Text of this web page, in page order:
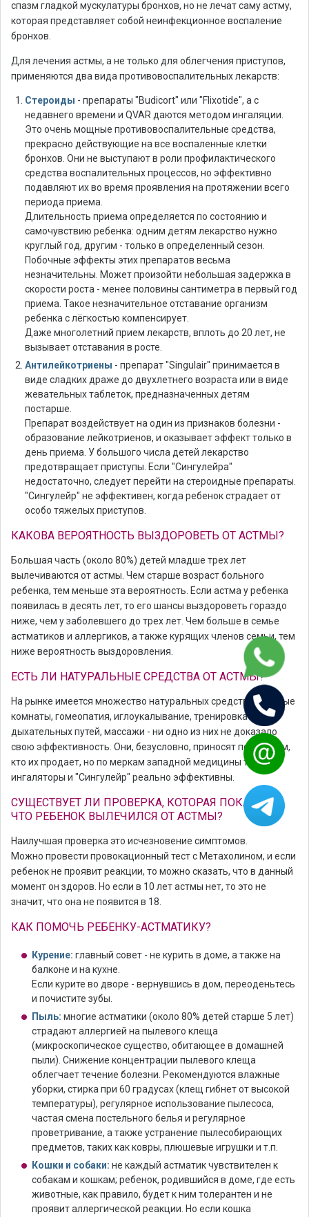
спазм гладкой мускулатуры бронхов, но не лечат саму астму,
которая представляет собой неинфекционное воспаление
бронхов.
Для лечения астмы, а не только для облегчения приступов,
применяются два вида противовоспалительных лекарств:
Стероиды - препараты "Budicort" или "Flixotide", а с
недавнего времени и QVAR даются методом ингаляции.
Это очень мощные противовоспалительные средства,
прекрасно действующие на все воспаленные клетки
бронхов. Они не выступают в роли профилактического
средства воспалительных процессов, но эффективно
подавляют их во время проявления на протяжении всего
периода приема.
Длительность приема определяется по состоянию и
самочувствию ребенка: одним детям лекарство нужно
круглый год, другим - только в определенный сезон.
Побочные эффекты этих препаратов весьма
незначительны. Может произойти небольшая задержка в
скорости роста - менее половины сантиметра в первый год
приема. Такое незначительное отставание организм
ребенка с лёгкостью компенсирует.
Даже многолетний прием лекарств, вплоть до 20 лет, не
вызывает отставания в росте.
Антилейкотриены - препарат "Singulair" принимается в
виде сладких драже до двухлетнего возраста или в виде
жевательных таблеток, предназначенных детям
постарше.
Препарат воздействует на один из признаков болезни -
образование лейкотриенов, и оказывает эффект только в
день приема. У большого числа детей лекарство
предотвращает приступы. Если "Сингулейра"
недостаточно, следует перейти на стероидные препараты.
"Сингулейр" не эффективен, когда ребенок страдает от
особо тяжелых приступов.
КАКОВА ВЕРОЯТНОСТЬ ВЫЗДОРОВЕТЬ ОТ АСТМЫ?
Большая часть (около 80%) детей младше трех лет
вылечиваются от астмы. Чем старше возраст больного
ребенка, тем меньше эта вероятность. Если астма у ребенка
появилась в десять лет, то его шансы выздороветь гораздо
ниже, чем у заболевшего до трех лет. Чем больше в семье
астматиков и аллергиков, а также курящих членов семьи, тем
ниже вероятность выздоровления.
ЕСТЬ ЛИ НАТУРАЛЬНЫЕ СРЕДСТВА ОТ АСТМЫ?
На рынке имеется множество натуральных средств - соляные
комнаты, гомеопатия, иглоукалывание, тренировка
дыхательных путей, массажи - ни одно из них не доказало
свою эффективность. Они, безусловно, приносят пользу тем,
кто их продает, но по меркам западной медицины только
ингаляторы и "Сингулейр" реально эффективны.
СУЩЕСТВУЕТ ЛИ ПРОВЕРКА, КОТОРАЯ ПОКАЖЕТ,
ЧТО РЕБЕНОК ВЫЛЕЧИЛСЯ ОТ АСТМЫ?
Наилучшая проверка это исчезновение симптомов.
Можно провести провокационный тест с Метахолином, и если
ребенок не проявит реакции, то можно сказать, что в данный
момент он здоров. Но если в 10 лет астмы нет, то это не
значит, что она не появится в 18.
КАК ПОМОЧЬ РЕБЕНКУ-АСТМАТИКУ?
Курение: главный совет - не курить в доме, а также на
балконе и на кухне.
Если курите во дворе - вернувшись в дом, переоденьтесь
и почистите зубы.
Пыль: многие астматики (около 80% детей старше 5 лет)
страдают аллергией на пылевого клеща
(микроскопическое существо, обитающее в домашней
пыли). Снижение концентрации пылевого клеща
облегчает течение болезни. Рекомендуются влажные
уборки, стирка при 60 градусах (клещ гибнет от высокой
температуры), регулярное использование пылесоса,
частая смена постельного белья и регулярное
проветривание, а также устранение пылесобирающих
предметов, таких как ковры, плюшевые игрушки и т.п.
Кошки и собаки: не каждый астматик чувствителен к
собакам и кошкам; ребенок, родившийся в доме, где есть
животные, как правило, будет к ним толерантен и не
проявит аллергической реакции. Но если кошка